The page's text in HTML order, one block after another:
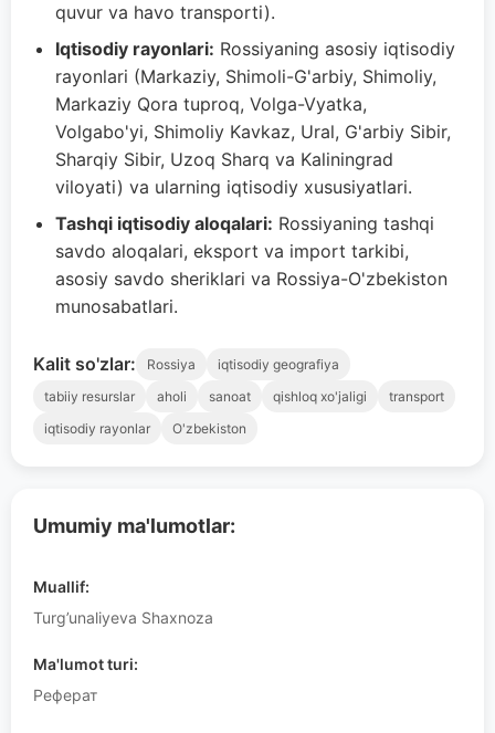
Umumiy ma'lumotlar:
Muallif:
Turg’unaliyeva Shaxnoza
Ma'lumot turi:
Реферат
quvur va havo transporti).
Iqtisodiy rayonlari: Rossiyaning asosiy iqtisodiy
rayonlari (Markaziy, Shimoli-G'arbiy, Shimoliy,
Markaziy Qora tuproq, Volga-Vyatka,
Volgabo'yi, Shimoliy Kavkaz, Ural, G'arbiy Sibir,
Sharqiy Sibir, Uzoq Sharq va Kaliningrad
viloyati) va ularning iqtisodiy xususiyatlari.
Tashqi iqtisodiy aloqalari: Rossiyaning tashqi
savdo aloqalari, eksport va import tarkibi,
asosiy savdo sheriklari va Rossiya-O'zbekiston
munosabatlari.
Kalit so'zlar: Rossiya
iqtisodiy geografiya
tabiiy resurslar
aholi sanoat qishloq xo'jaligi
transport
iqtisodiy rayonlar
O'zbekiston